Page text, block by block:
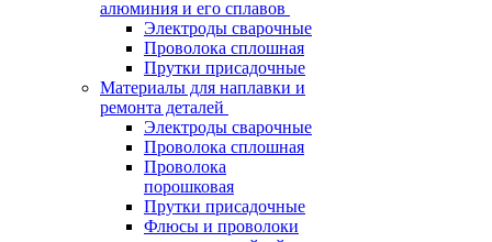
алюминия и его сплавов
Электроды сварочные
Проволока сплошная
Прутки присадочные
Материалы для наплавки и
ремонта деталей
Электроды сварочные
Проволока сплошная
Проволока
порошковая
Прутки присадочные
Флюсы и проволоки